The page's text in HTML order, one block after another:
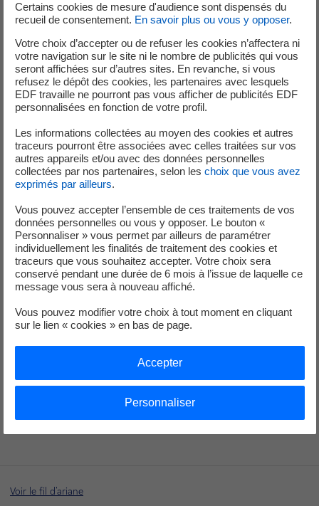
Réduire l’utilisation de Javascript ;
Optimiser la gestion de notre CMS, l’outil qui
distribue nos pages.
Ces travaux ont des impacts positifs sur les temps passés
sur notre site, sur la bande passante utilisée pour naviguer,
Mesure de notre démarche
Pour objectiver notre démarche, nous utilisons des outils
de mesure.
Ces outils analysent chacune de nos pages et nous
Nous utilisons - entre autres - l’outilEcoIndex qui a été
Depuis le début de nos efforts, nous sommes fiers d’avoir
fait progresser notre score de manière sensible. Et nous
souhaitons continuer cet effort pour atteindre la
meilleure efficience possible.
Voir le fil d'ariane
Certains cookies de mesure d'audience sont dispensés du
recueil de consentement. En savoir plus ou vous y opposer.
Votre choix d’accepter ou de refuser les cookies n’affectera ni
votre navigation sur le site ni le nombre de publicités qui vous
seront affichées sur d’autres sites. En revanche, si vous
refusez le dépôt des cookies, les partenaires avec lesquels
EDF travaille ne pourront pas vous afficher de publicités EDF
personnalisées en fonction de votre profil.
Les informations collectées au moyen des cookies et autres
traceurs pourront être associées avec celles traitées sur vos
autres appareils et/ou avec des données personnelles
collectées par nos partenaires, selon les choix que vous avez
exprimés par ailleurs.
Vous pouvez accepter l’ensemble de ces traitements de vos
données personnelles ou vous y opposer. Le bouton «
Personnaliser » vous permet par ailleurs de paramétrer
individuellement les finalités de traitement des cookies et
traceurs que vous souhaitez accepter. Votre choix sera
conservé pendant une durée de 6 mois à l’issue de laquelle ce
message vous sera à nouveau affiché.
Vous pouvez modifier votre choix à tout moment en cliquant
sur le lien « cookies » en bas de page.
Personnaliser
Accepter